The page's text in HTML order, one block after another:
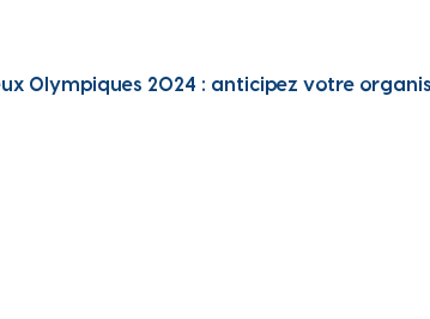
Olympiques 2024 : anticipez votre